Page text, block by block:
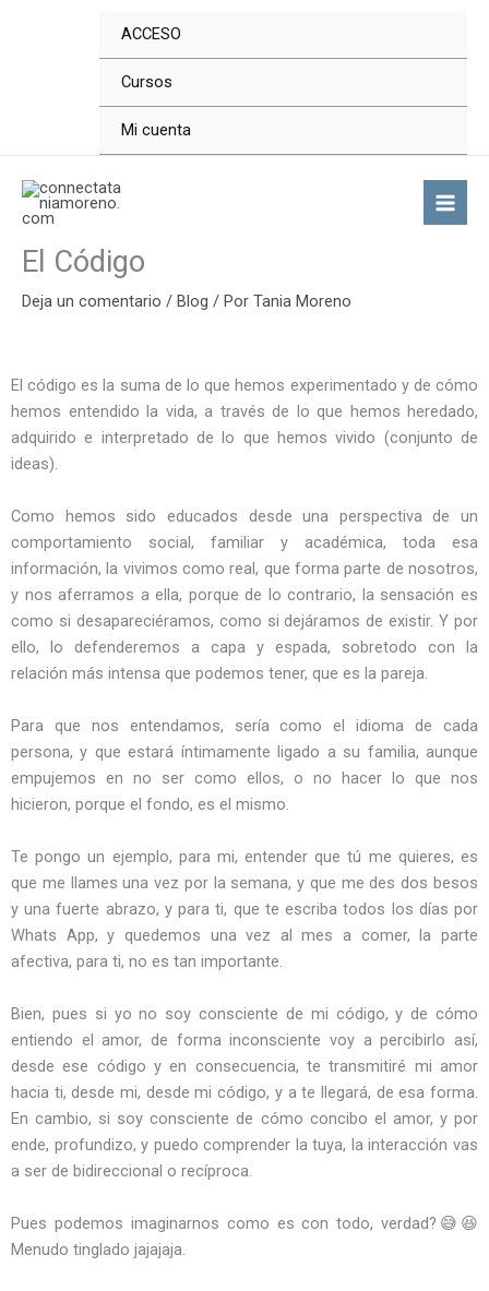
ACCESO
Cursos
Mi cuenta
El Código
Deja un comentario / Blog / Por Tania Moreno
El código es la suma de lo que hemos experimentado y de cómo
hemos entendido la vida, a través de lo que hemos heredado,
adquirido e interpretado de lo que hemos vivido (conjunto de
ideas).
Como hemos sido educados desde una perspectiva de un
comportamiento social, familiar y académica, toda esa
información, la vivimos como real, que forma parte de nosotros,
y nos aferramos a ella, porque de lo contrario, la sensación es
como si desapareciéramos, como si dejáramos de existir. Y por
ello, lo defenderemos a capa y espada, sobretodo con la
relación más intensa que podemos tener, que es la pareja.
Para que nos entendamos, sería como el idioma de cada
persona, y que estará íntimamente ligado a su familia, aunque
empujemos en no ser como ellos, o no hacer lo que nos
hicieron, porque el fondo, es el mismo.
Te pongo un ejemplo, para mi, entender que tú me quieres, es
que me llames una vez por la semana, y que me des dos besos
y una fuerte abrazo, y para ti, que te escriba todos los días por
Whats App, y quedemos una vez al mes a comer, la parte
afectiva, para ti, no es tan importante.
Bien, pues si yo no soy consciente de mi código, y de cómo
entiendo el amor, de forma inconsciente voy a percibirlo así,
desde ese código y en consecuencia, te transmitiré mi amor
hacia ti, desde mi, desde mi código, y a te llegará, de esa forma.
En cambio, si soy consciente de cómo concibo el amor, y por
ende, profundizo, y puedo comprender la tuya, la interacción vas
a ser de bidireccional o recíproca.
Pues podemos imaginarnos como es con todo, verdad?😅😆
Menudo tinglado jajajaja.